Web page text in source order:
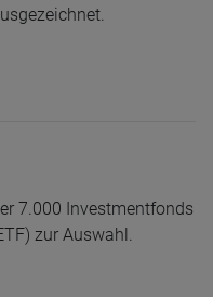
7.000 Investmentfonds
zur Auswahl.